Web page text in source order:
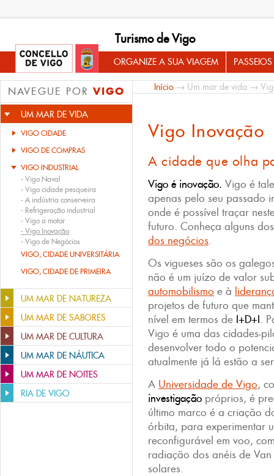
Turismo de Vigo
ORGANIZE A SUA VIAGEM
NAVEGUE POR VIGO
UM MAR DE VIDA
VIGO CIDADE
VIGO DE COMPRAS
VIGO INDUSTRIAL
- Vigo Naval
- Vigo cidade pesqueira
- A indústria conserveira
- Refrigeração industrial
- Vigo a motor
- Vigo Inovação
- Vigo de Negócios
VIGO, CIDADE UNIVERSITÁRIA
VIGO, CIDADE DE PRIMEIRA
UM MAR DE NATUREZA
UM MAR DE SABORES
UM MAR DE CULTURA
UM MAR DE NÁUTICA
UM MAR DE NOITES
RIA DE VIGO
Início → Um mar de vida →
Vigo Inovação
A cidade que olha
Vigo é inovação. Vigo é
apenas pelo seu passado
onde é possível traçar
futuro. Conheça alguns
dos negócios.
Os vigueses são os
não é um juízo de valor
automobilismo e à
projetos de futuro que
nível em termos de I+D+I.
Vigo é uma das cidades-
desenvolver todo o
atualmente já lá estão a
A Universidade de Vigo,
investigação próprios, é
último marco é a criação
órbita, para experimentar
reconfigurável em voo,
radiação dos anéis de
solares.